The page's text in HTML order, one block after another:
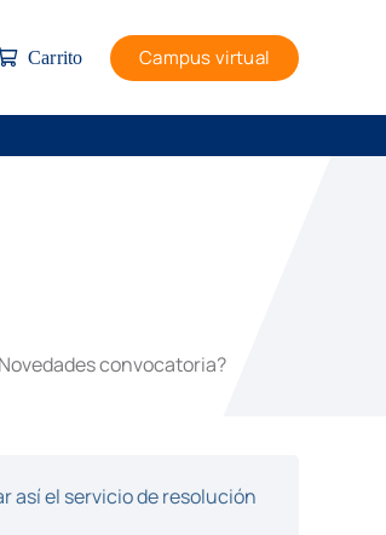
Carrito Campus virtual
Novedades convocatoria?
así el servicio de resolución